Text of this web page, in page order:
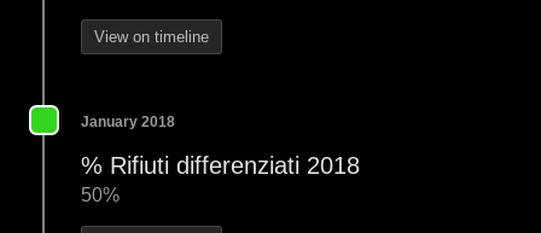
View on timeline
January 2018
% Rifiuti differenziati 2018
50%